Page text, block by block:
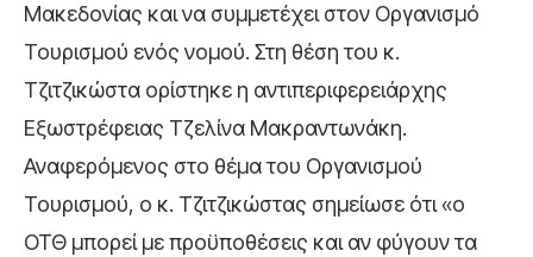
Μακεδονίας και να συμμετέχει στον Οργανισμό
Τουρισμού ενός νομού. Στη θέση του κ.
Τζιτζικώστα ορίστηκε η αντιπεριφερειάρχης
Εξωστρέφειας Τζελίνα Μακραντωνάκη.
Αναφερόμενος στο θέμα του Οργανισμού
Τουρισμού, ο κ. Τζιτζικώστας σημείωσε ότι «ο
ΟΤΘ μπορεί με προϋποθέσεις και αν φύγουν τα